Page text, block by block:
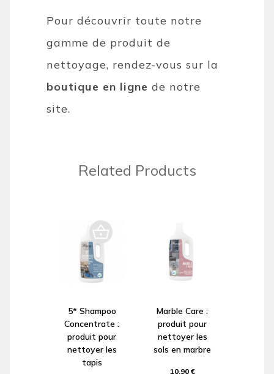
Pour découvrir toute notre
gamme de produit de
nettoyage, rendez-vous sur la
boutique en ligne de notre
site.
Related Products
5* Shampoo
Concentrate :
produit pour
nettoyer les
tapis
Marble Care :
produit pour
nettoyer les
sols en marbre
10,90 €